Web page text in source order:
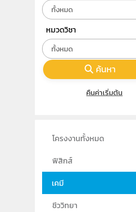
ทั้งหมด
หมวดวิชา
ทั้งหมด
ค้นหา
คืนค่าเริ่มต้น
โครงงานทั้งหมด
ฟิสิกส์
เคมี
ชีววิทยา